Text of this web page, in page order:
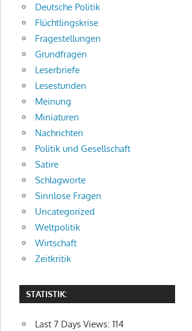
Deutsche Politik
Flüchtlingskrise
Fragestellungen
Grundfragen
Leserbriefe
Lesestunden
Meinung
Miniaturen
Nachrichten
Politik und Gesellschaft
Satire
Schlagworte
Sinnlose Fragen
Uncategorized
Weltpolitik
Wirtschaft
Zeitkritik
STATISTIK:
Last 7 Days Views: 114